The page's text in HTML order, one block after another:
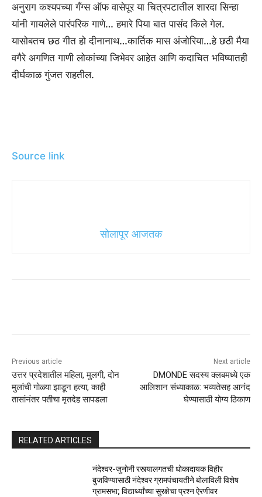
अनुराग कश्यपच्या गँग्स ऑफ वासेपूर या चित्रपटातील शारदा सिन्हा
यांनी गायलेले पारंपरिक गाणे… हमारे पिया बात पासंद किले गेल.
यासोबतच छठ गीत हो दीनानाथ…कार्तिक मास अंजोरिया…हे छठी मैया
वगैरे अगणित गाणी लोकांच्या जिभेवर आहेत आणि कदाचित भविष्यातही
दीर्घकाळ गुंजत राहतील.
Source link
सोलापूर आजतक
Previous article
उत्तर प्रदेशातील महिला, मुलगी, दोन
मुलांची गोळ्या झाडून हत्या, काही
तासांनंतर पतीचा मृतदेह सापडला
Next article
DMONDE सदस्य क्लबमध्ये एक
आलिशान संध्याकाळ: भव्यतेसह आनंद
घेण्यासाठी योग्य ठिकाण
RELATED ARTICLES
नंदेश्वर-जुनोनी रस्त्यालगतची धोकादायक विहीर
बुजविण्यासाठी नंदेश्वर ग्रामपंचायतीने बोलाविली विशेष
ग्रामसभा; विद्यार्थ्यांच्या सुरक्षेचा प्रश्न ऐरणीवर